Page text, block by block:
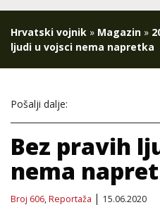
Hrvatski vojnik » Magazin »
ljudi u vojsci nema napretka
Pošalji dalje:
Bez pravih
nema
Broj 606,Reportaža 15.06.2020